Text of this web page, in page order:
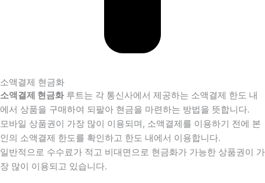
소액결제 현금화
소액결제 현금화루트는 각 통신사에서 제공하는 소액결제 한도 내
에서 상품을 구매하여 되팔아 현금을 마련하는 방법을 뜻합니다.
모바일 상품권이 가장 많이 이용되며, 소액결제를 이용하기 전에 본
인의 소액결제 한도를 확인하고 한도 내에서 이용합니다.
일반적으로 수수료가 적고 비대면으로 현금화가 가능한 상품권이 가
장 많이 이용되고 있습니다.